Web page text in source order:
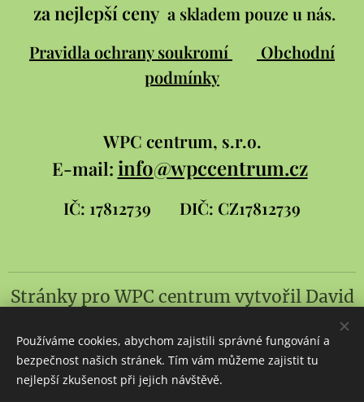
za nejlepší ceny a skladem pouze u nás.
Pravidla ochrany soukromí
Obchodní
podmínky
WPC centrum, s.r.o.
E-mail: info@wpccentrum.cz
IČ: 17812739 DIČ: CZ17812739
Stránky pro WPC centrumvytvořilDavid
Cookies
Jazyky
Používáme cookies, abychom zajistili správné fungování a
bezpečnost našich stránek. Tím vám můžeme zajistit tu
nejlepší zkušenost při jejich návštěvě.